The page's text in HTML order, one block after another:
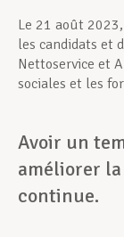
Le 21 août
les candidats et
Nettoservice et
sociales et les
Avoir un
améliorer
continue.